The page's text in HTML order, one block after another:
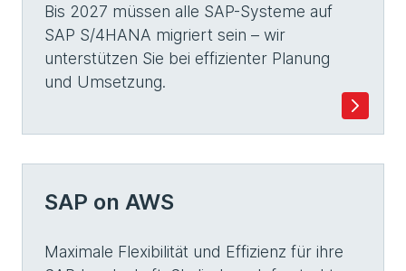
Bis 2027 müssen alle SAP-Systeme auf
SAP S/4HANA migriert sein – wir
unterstützen Sie bei effizienter Planung
und Umsetzung.
SAP on AWS
Maximale Flexibilität und Effizienz für ihre